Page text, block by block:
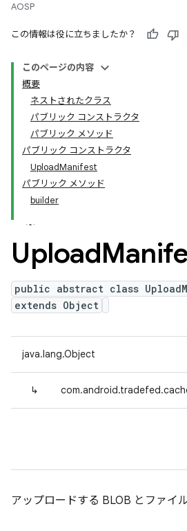
AOSP
この情報は役に立ちましたか？
このページの内容
概要
ネストされたクラス
パブリック コンストラクタ
パブリック メソッド
パブリック コンストラクタ
UploadManifest
パブリック メソッド
builder
Upload
public abstract class
extends Object
java.lang.Object
↳
アップロードする BLOB とファイ